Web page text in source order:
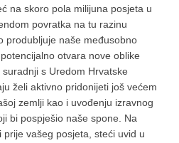
na skoro pola milijuna posjeta u
povratka na tu razinu
produbljuje naše međusobno
otvara nove oblike
s Uredom Hrvatske
želi aktivno pridonijeti još većem
zemlji kao i uvođenju izravnog
bi pospješio naše spone. Na
vašeg posjeta, steći uvid u